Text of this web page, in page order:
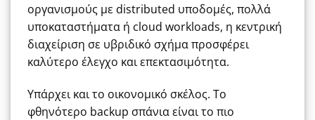
οργανισμούς με distributed υποδομές, πολλά
υποκαταστήματα ή cloud workloads, η κεντρική
διαχείριση σε υβριδικό σχήμα προσφέρει
καλύτερο έλεγχο και επεκτασιμότητα.
Υπάρχει και το οικονομικό σκέλος. Το
φθηνότερο backup σπάνια είναι το πιο